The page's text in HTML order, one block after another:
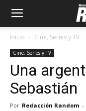
Inicio Cine, Series y TV
Cine, Series y TV
Una
Sebastián
Por Redacción Random -